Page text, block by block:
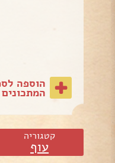
הוספה
קטגוריה
עוף